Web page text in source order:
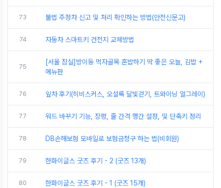
73 불법 주정차 신고 및 처리 확인하는 방법(안전신문고)
74 자동차 스마트키 건전지 교체방법
75
[서울 잠실]방이동 먹자골목 혼밥하기 딱 좋은 오늘, 김밥 +
메뉴판
76 잎차 후기(히비스커스, 오설록 달빛걷기, 트와이닝 얼그레이)
77 워드 바꾸기 기능, 장평, 줄 간격 행간 설정, 및 단축키 정리
78 DB손해보험 모바일로 보험금청구 하는 법(비회원)
79 한화이글스 굿즈 후기 - 2 (굿즈 13개)
80 한화이글스 굿즈 후기 - 1 (굿즈 15개)